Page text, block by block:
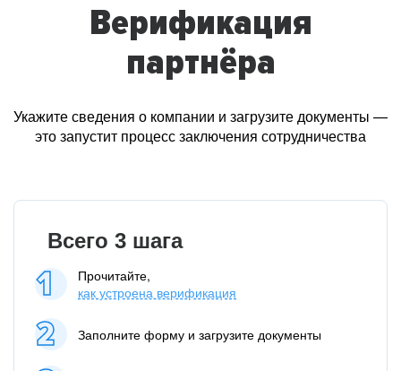
Верификация
партнёра
Укажите сведения о компании и загрузите документы —
это запустит процесс заключения сотрудничества
Всего 3 шага
Прочитайте,
как устроена верификация
Заполните форму и загрузите документы